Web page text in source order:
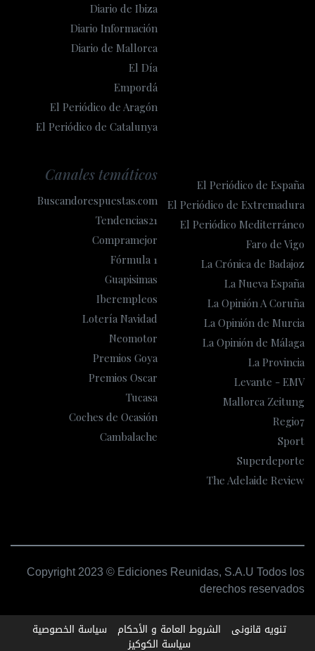
Diario de Ibiza
Diario Información
Diario de Mallorca
El Día
Empordá
El Periódico de Aragón
El Periódico de Catalunya
El Periódico de España
El Periódico de Extremadura
El Periódico Mediterráneo
Faro de Vigo
La Crónica de Badajoz
La Nueva España
La Opinión A Coruña
La Opinión de Murcia
La Opinión de Málaga
La Provincia
Levante - EMV
Mallorca Zeitung
Regio7
Sport
Superdeporte
The Adelaide Review
Canales temáticos
Buscandorespuestas.com
Tendencias21
Compramejor
Fórmula 1
Guapisimas
Iberempleos
Lotería Navidad
Neomotor
Premios Goya
Premios Oscar
Tucasa
Coches de Ocasión
Cambalache
Copyright 2023 © Ediciones Reunidas, S.A.U Todos los
derechos reservados
تنويه قانونى الشروط العامة و الأحكام سياسة الخصوصية
سياسة الكوكيز